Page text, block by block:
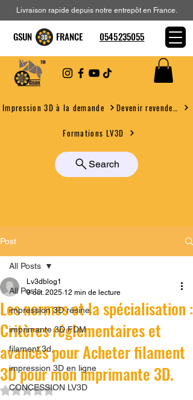
Impression 3D à la demande
Formations LV3D
Search
Livraison rapide depuis notre entrepôt en France.
GSUN FRANCE 0545235055
Post
All Posts
impression 3D résine.
imprimante 3D FDM
filament 3d,
impression 3D en ligne
CONCESSION LV3D
All Posts
Les normes et la spécialisation :
Critères réglementaires et
avancés pour Acheter filament
3D pour mon imprimante 3D.
Lv3dblog1
9 oct. 2025 12 min de lecture
Noté NaN étoiles sur 5.